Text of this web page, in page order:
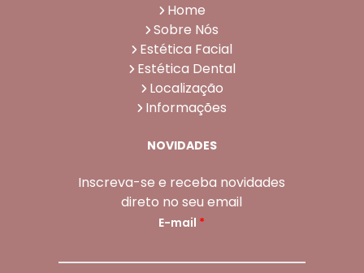
Home
Sobre Nós
Estética Facial
Estética Dental
Localização
Informações
NOVIDADES
Inscreva-se e receba novidades
direto no seu email
E-mail *